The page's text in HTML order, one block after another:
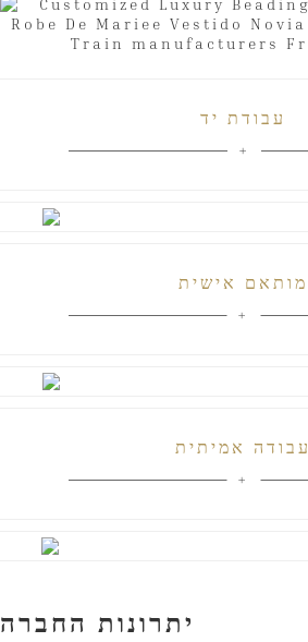
עבודת יד
עבודה אמיתית
מותאם אישית
יתרונות החברה